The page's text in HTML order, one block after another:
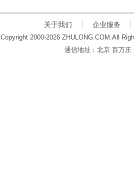
关于我们 企业服务
Copyright 2000-2026 ZHULONG.COM.All
通信地址：北京 百万